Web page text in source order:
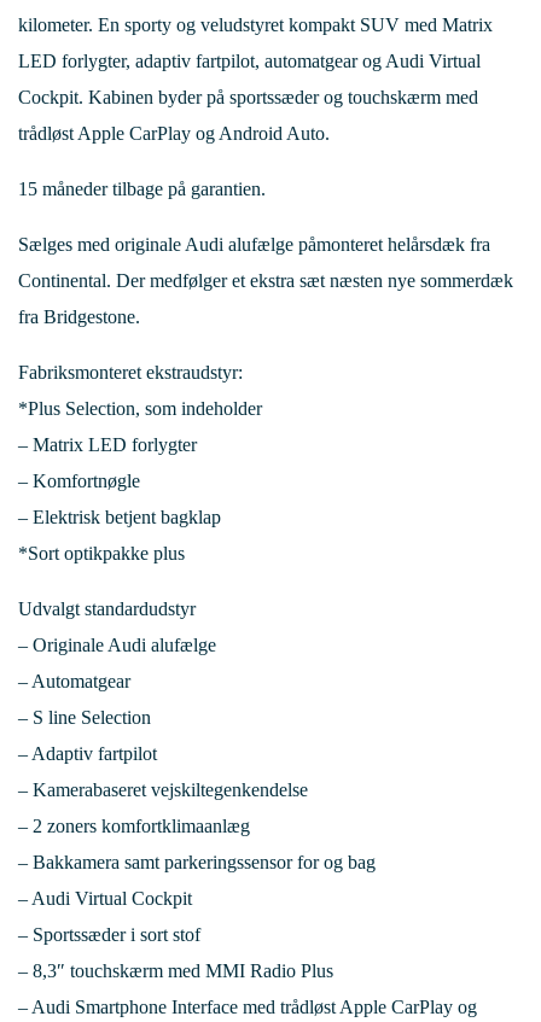
kilometer. En sporty og veludstyret kompakt SUV med Matrix
LED forlygter, adaptiv fartpilot, automatgear og Audi Virtual
Cockpit. Kabinen byder på sportssæder og touchskærm med
trådløst Apple CarPlay og Android Auto.
15 måneder tilbage på garantien.
Sælges med originale Audi alufælge påmonteret helårsdæk fra
Continental. Der medfølger et ekstra sæt næsten nye sommerdæk
fra Bridgestone.
Fabriksmonteret ekstraudstyr:
*Plus Selection, som indeholder
– Matrix LED forlygter
– Komfortnøgle
– Elektrisk betjent bagklap
*Sort optikpakke plus
Udvalgt standardudstyr
– Originale Audi alufælge
– Automatgear
– S line Selection
– Adaptiv fartpilot
– Kamerabaseret vejskiltegenkendelse
– 2 zoners komfortklimaanlæg
– Bakkamera samt parkeringssensor for og bag
– Audi Virtual Cockpit
– Sportssæder i sort stof
– 8,3″ touchskærm med MMI Radio Plus
– Audi Smartphone Interface med trådløst Apple CarPlay og